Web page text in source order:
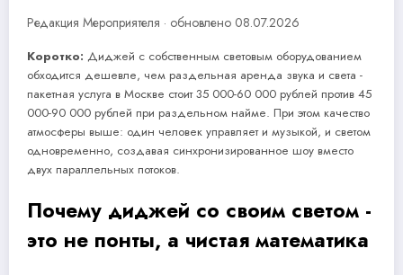
Редакция Мероприятеля · обновлено 08.07.2026
Коротко: Диджей с собственным световым оборудованием
обходится дешевле, чем раздельная аренда звука и света -
пакетная услуга в Москве стоит 35 000-60 000 рублей против 45
000-90 000 рублей при раздельном найме. При этом качество
атмосферы выше: один человек управляет и музыкой, и светом
одновременно, создавая синхронизированное шоу вместо
двух параллельных потоков.
Почему диджей со своим светом -
это не понты, а чистая математика